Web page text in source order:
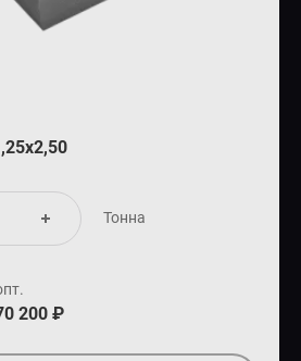
Тонна
200 ₽